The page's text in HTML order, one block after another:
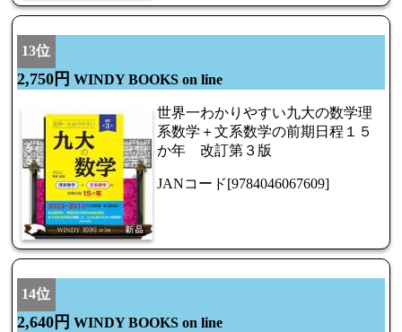
13位
2,750円 WINDY BOOKS on line
世界一わかりやすい九大の数学理
系数学＋文系数学の前期日程１５
か年 改訂第３版
JANコード[9784046067609]
14位
2,640円 WINDY BOOKS on line